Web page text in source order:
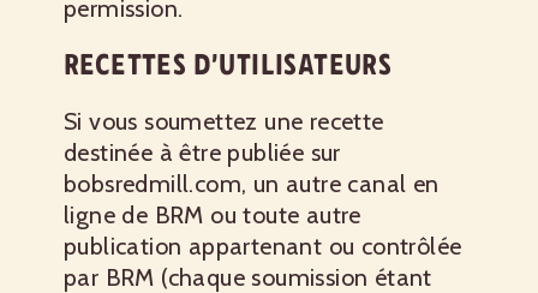
permission.
RECETTES D’UTILISATEURS
Si vous soumettez une recette
destinée à être publiée sur
bobsredmill.com, un autre canal en
ligne de BRM ou toute autre
publication appartenant ou contrôlée
par BRM (chaque soumission étant